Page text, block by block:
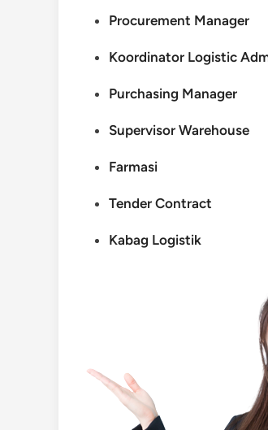
Procurement Manager
Koordinator Logistic
Purchasing Manager
Supervisor Warehouse
Farmasi
Tender Contract
Kabag Logistik